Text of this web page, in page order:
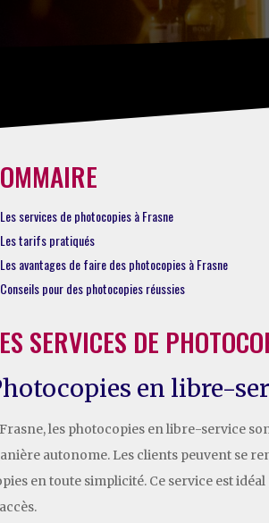
Les services de photocopies à Frasne
Les tarifs pratiqués
Les avantages de faire des photocopies à Frasne
Conseils pour des photocopies réussies
SERVICES DE
en libre-
les photocopies en libre-service
autonome. Les clients peuvent se
en toute simplicité. Ce service est